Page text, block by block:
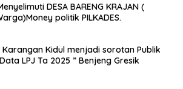
DESA BARENG KRAJAN (
politik PILKADES.
Kidul menjadi sorotan Publik
LPJ Ta 2025 ” Benjeng Gresik